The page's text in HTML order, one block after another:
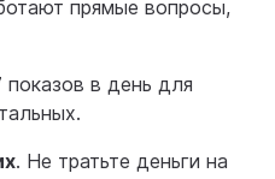
прямые вопросы,
показов в день для
. Не тратьте деньги на